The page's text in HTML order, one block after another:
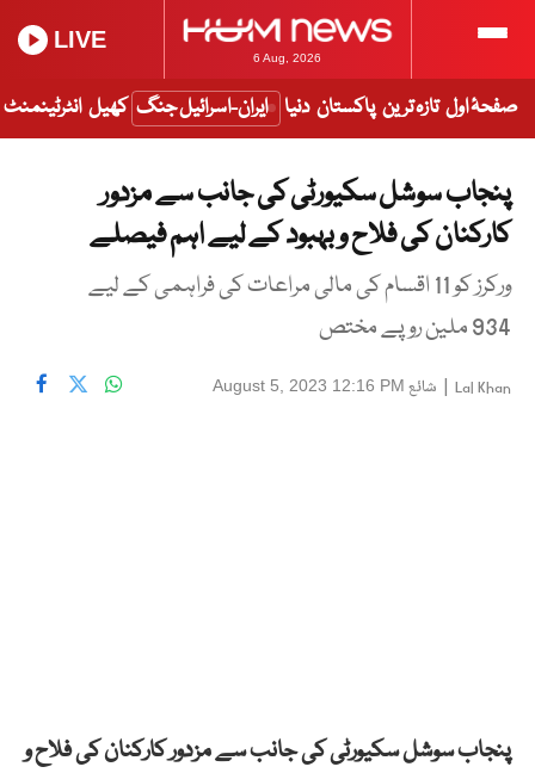
6 Aug, 2026
LIVE
صفحۂ اول تازہ ترین پاکستان دنیا ایران-اسرائیل جنگ کھیل انٹرٹینمنٹ
پنجاب سوشل سکیورٹی کی جانب سے مزدور
کارکنان کی فلاح و بہبود کے لیے اہم فیصلے
ورکرز کو 11 اقسام کی مالی مراعات کی فراہمی کے لیے
934 ملین روپے مختص
Lal Khan
| شائع August 5, 2023 12:16 PM
پنجاب سوشل سکیورٹی کی جانب سے مزدور کارکنان کی فلاح و